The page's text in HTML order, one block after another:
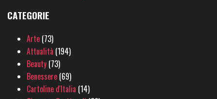
CATEGORIE
Arte (73)
Attualità (194)
Beauty (73)
Benessere (69)
Cartoline d'Italia (14)